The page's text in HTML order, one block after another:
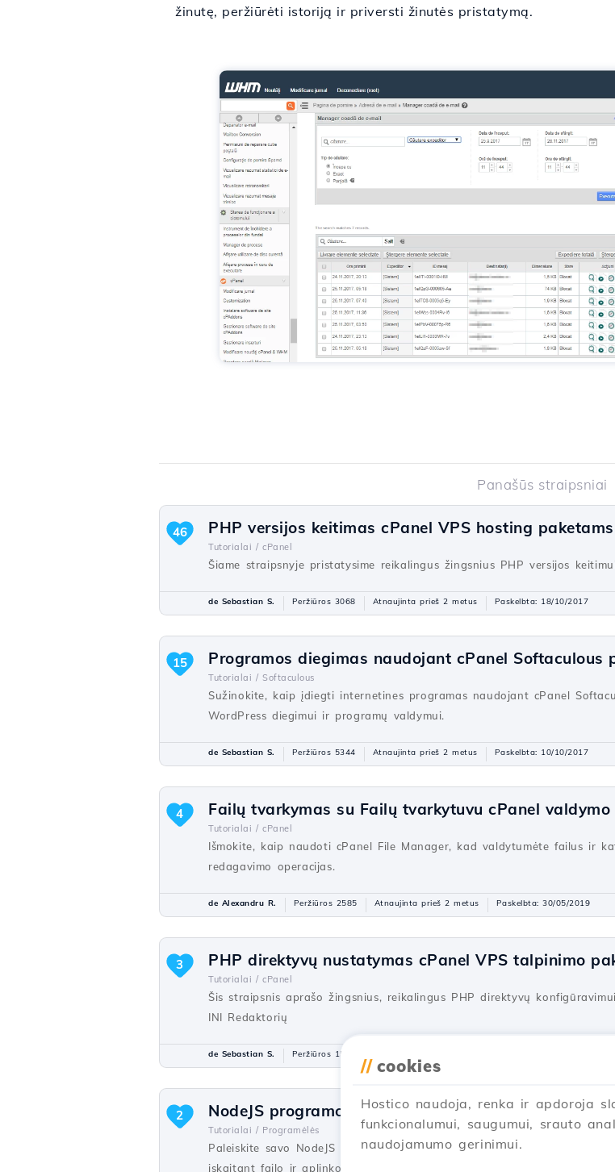
žinutę, peržiūrėti istoriją ir priversti žinutės pristatymą.
Panašūs straipsniai
PHP versijos keitimas cPanel VPS hosting
Tutorialai / cPanel
Šiame straipsnyje pristatysime reikalingus žingsnius PHP versijos
46
de Sebastian S. Peržiūros 3068 Atnaujinta prieš 2 metus Paskelbta: 18/10/2017
Programos diegimas naudojant cPanel Softaculous
Tutorialai / Softaculous
Sužinokite, kaip įdiegti internetines programas naudojant cPanel
WordPress diegimui ir programų valdymui.
15
de Sebastian S. Peržiūros 5344 Atnaujinta prieš 2 metus Paskelbta: 10/10/2017
Failų tvarkymas su Failų tvarkytuvu cPanel
Tutorialai / cPanel
Išmokite, kaip naudoti cPanel File Manager, kad valdytumėte failus ir
redagavimo operacijas.
4
de Alexandru R. Peržiūros 2585 Atnaujinta prieš 2 metus Paskelbta: 30/05/2019
PHP direktyvų nustatymas cPanel VPS talpinimo
Tutorialai / cPanel
Šis straipsnis aprašo žingsnius, reikalingus PHP direktyvų
INI Redaktorių
3
de Sebastian S. Peržiūros 1562
NodeJS programos paleidimas bendrojo naudojimo
Tutorialai / Programėlės
Paleiskite savo NodeJS programą bendruosiuose serveriuose su
įskaitant failo ir aplinkos kintamųjų nustatymą.
2
// cookies
Hostico naudoja, renka ir apdoroja
funkcionalumui, saugumui, srauto
naudojamumo gerinimui.